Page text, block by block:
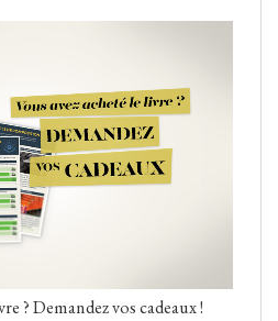
? Demandez vos cadeaux !